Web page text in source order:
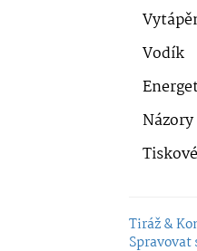
Vodík
Názory
Tiráž &